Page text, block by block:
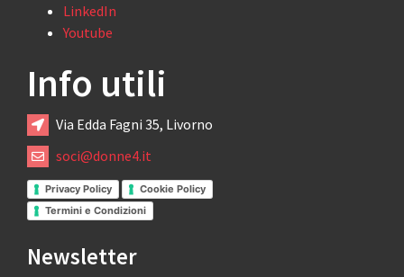
LinkedIn
Youtube
Info utili
Via Edda Fagni 35, Livorno
soci@donne4.it
Privacy Policy
Cookie Policy
Termini e Condizioni
Newsletter